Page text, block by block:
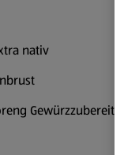
nativ
Gewürzzubereitung